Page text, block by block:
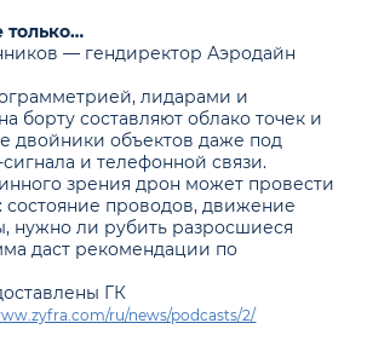
только…
— гендиректор Аэродайн
лидарами и
борту составляют облако точек и
двойники объектов даже под
и телефонной связи.
зрения дрон может провести
проводов, движение
нужно ли рубить разросшиеся
даст рекомендации по
ГК
ru/news/podcasts/2/